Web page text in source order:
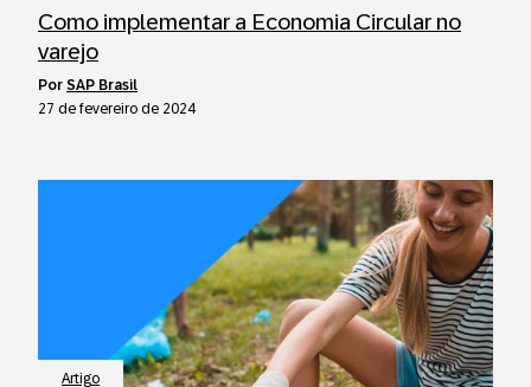
Como implementar a Economia Circular no
varejo
por SAP Brasil
27 de fevereiro de 2024
Artigo